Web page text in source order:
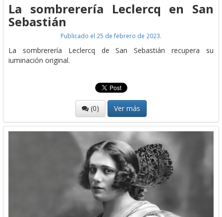
La sombrerería Leclercq en San
Sebastián
Publicado el 25 de febrero de 2023.
La sombrerería Leclercq de San Sebastián recupera su
iuminación original.
(0) Ver más